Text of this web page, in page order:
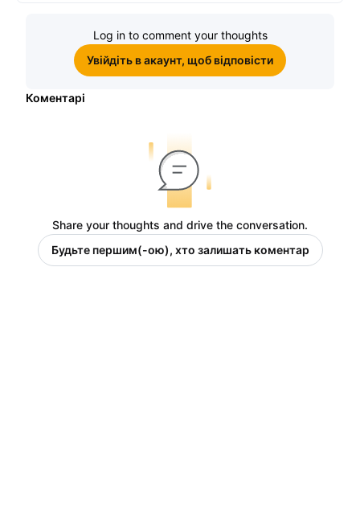
Log in to comment your thoughts
Увійдіть в акаунт, щоб відповісти
Коментарі
Share your thoughts and drive the conversation.
Будьте першим(-ою), хто залишать коментар